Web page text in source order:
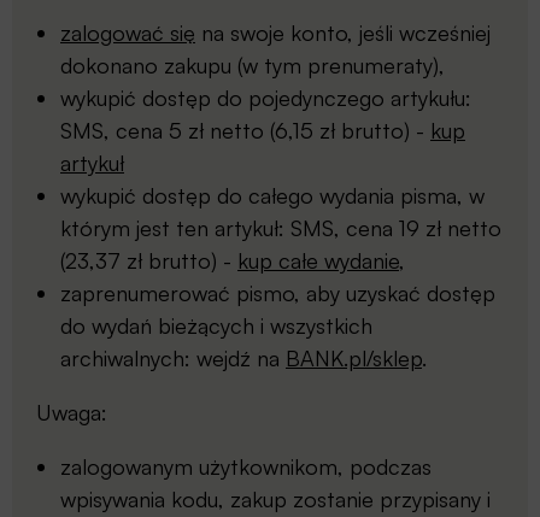
zalogować się na swoje konto, jeśli wcześniej
dokonano zakupu (w tym prenumeraty),
wykupić dostęp do pojedynczego artykułu:
SMS, cena 5 zł netto (6,15 zł brutto) - kup
artykuł
wykupić dostęp do całego wydania pisma, w
którym jest ten artykuł: SMS, cena 19 zł netto
(23,37 zł brutto) - kup całe wydanie,
zaprenumerować pismo, aby uzyskać dostęp
do wydań bieżących i wszystkich
archiwalnych: wejdź na BANK.pl/sklep.
Uwaga:
zalogowanym użytkownikom, podczas
wpisywania kodu, zakup zostanie przypisany i